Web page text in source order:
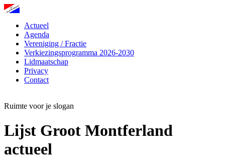
Actueel
Agenda
Vereniging / Fractie
Verkiezingsprogramma 2026-2030
Lidmaatschap
Privacy
Contact
Ruimte voor je slogan
Lijst Groot Montferland
actueel